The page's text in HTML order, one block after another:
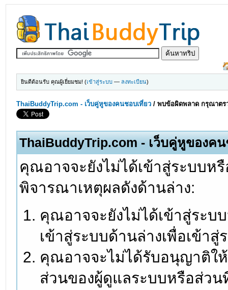
ยินดีต้อนรับ คุณผู้เยี่ยมชม! (เข้าสู่ระบบ — ลงทะเบียน)
ThaiBuddyTrip.com - เว็บคู่หูของคนชอบเที่ยว /พบข้อผิดพลาด กรุณาตร
ThaiBuddyTrip.com - เว็บคู่หูของค
คุณอาจจะยังไม่ได้เข้าสู่ระบบ
พิจารณาเหตุผลดังด้านล่าง:
คุณอาจจะยังไม่ได้เข้าสู่ระบ
เข้าสู่ระบบด้านล่างเพื่อเข้า
คุณอาจจะไม่ได้รับอนุญาติใ
ส่วนของผู้ดูแลระบบหรือส่ว